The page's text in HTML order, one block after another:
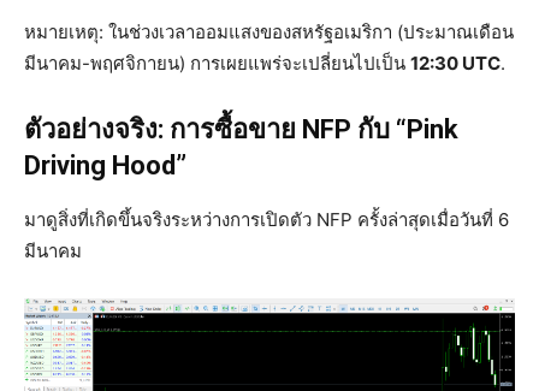
หมายเหตุ: ในช่วงเวลาออมแสงของสหรัฐอเมริกา (ประมาณเดือน
มีนาคม-พฤศจิกายน) การเผยแพร่จะเปลี่ยนไปเป็น 12:30 UTC.
ตัวอย่างจริง: การซื้อขาย NFP กับ “Pink
Driving Hood”
มาดูสิ่งที่เกิดขึ้นจริงระหว่างการเปิดตัว NFP ครั้งล่าสุดเมื่อวันที่ 6
มีนาคม